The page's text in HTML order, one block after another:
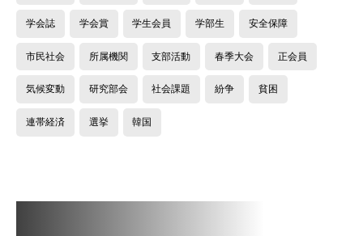
学会誌 学会賞 学生会員 学部生 安全保障
市民社会 所属機関 支部活動 春季大会 正会員
気候変動 研究部会 社会課題 紛争 貧困
連帯経済 選挙 韓国